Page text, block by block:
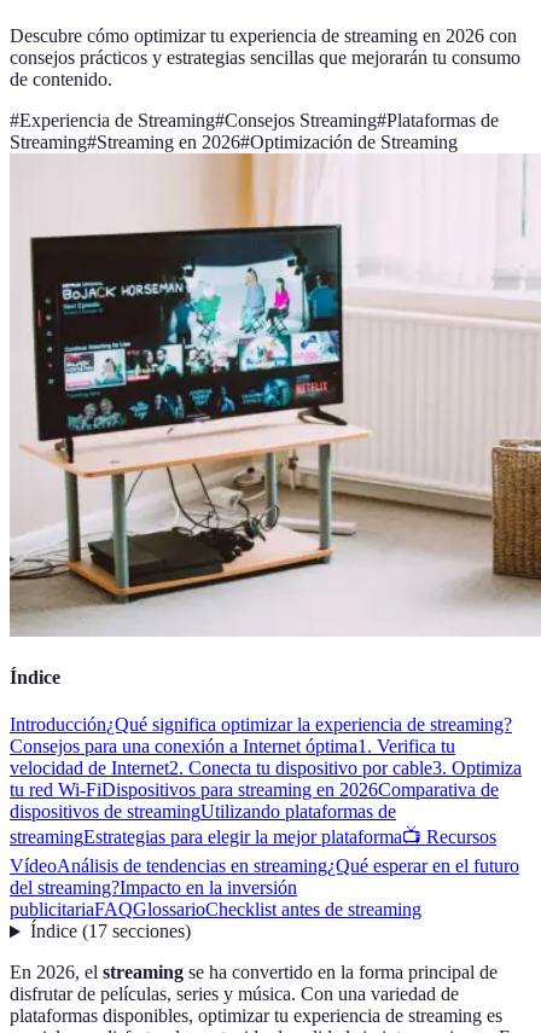
Descubre cómo optimizar tu experiencia de streaming en 2026 con
consejos prácticos y estrategias sencillas que mejorarán tu consumo
de contenido.
#Experiencia de Streaming#Consejos Streaming#Plataformas de
Streaming#Streaming en 2026#Optimización de Streaming
Índice
Introducción¿Qué significa optimizar la experiencia de streaming?
Consejos para una conexión a Internet óptima1. Verifica tu
velocidad de Internet2. Conecta tu dispositivo por cable3. Optimiza
tu red Wi-FiDispositivos para streaming en 2026Comparativa de
dispositivos de streamingUtilizando plataformas de
streamingEstrategias para elegir la mejor plataforma📺 Recursos
VídeoAnálisis de tendencias en streaming¿Qué esperar en el futuro
del streaming?Impacto en la inversión
publicitariaFAQGlossarioChecklist antes de streaming
Índice(17 secciones)
En 2026, el streaming se ha convertido en la forma principal de
disfrutar de películas, series y música. Con una variedad de
plataformas disponibles, optimizar tu experiencia de streaming es